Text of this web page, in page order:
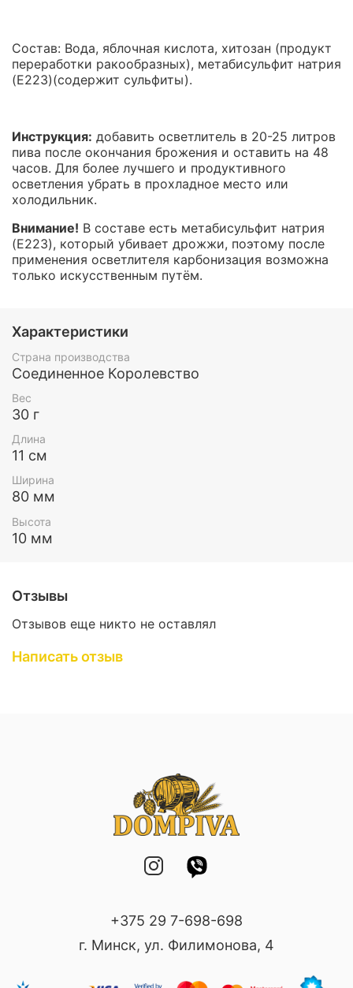
Состав: Вода, яблочная кислота, хитозан (продукт
переработки ракообразных), метабисульфит натрия
(E223)(содержит сульфиты).
Инструкция: добавить осветлитель в 20-25 литров
пива после окончания брожения и оставить на 48
часов. Для более лучшего и продуктивного
осветления убрать в прохладное место или
холодильник.
Внимание! В составе есть метабисульфит натрия
(E223), который убивает дрожжи, поэтому после
применения осветлителя карбонизация возможна
только искусственным путём.
Характеристики
Страна производства
Соединенное Королевство
Вес
30 г
Длина
11 см
Ширина
80 мм
Высота
10 мм
Отзывы
Отзывов еще никто не оставлял
Написать отзыв
+375 29 7-698-698
г. Минск, ул. Филимонова, 4